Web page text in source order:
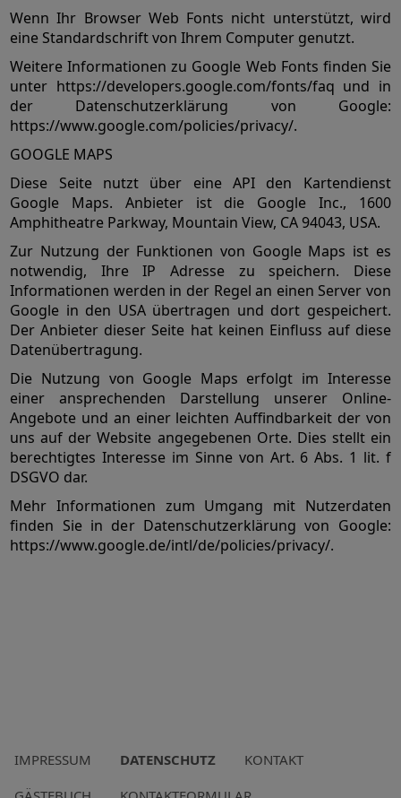
Wenn Ihr Browser Web Fonts nicht unterstützt, wird
eine Standardschrift von Ihrem Computer genutzt.
Weitere Informationen zu Google Web Fonts finden Sie
unter https://developers.google.com/fonts/faq und in
der Datenschutzerklärung von Google:
https://www.google.com/policies/privacy/.
GOOGLE MAPS
Diese Seite nutzt über eine API den Kartendienst
Google Maps. Anbieter ist die Google Inc., 1600
Amphitheatre Parkway, Mountain View, CA 94043, USA.
Zur Nutzung der Funktionen von Google Maps ist es
notwendig, Ihre IP Adresse zu speichern. Diese
Informationen werden in der Regel an einen Server von
Google in den USA übertragen und dort gespeichert.
Der Anbieter dieser Seite hat keinen Einfluss auf diese
Datenübertragung.
Die Nutzung von Google Maps erfolgt im Interesse
einer ansprechenden Darstellung unserer Online-
Angebote und an einer leichten Auffindbarkeit der von
uns auf der Website angegebenen Orte. Dies stellt ein
berechtigtes Interesse im Sinne von Art. 6 Abs. 1 lit. f
DSGVO dar.
Mehr Informationen zum Umgang mit Nutzerdaten
finden Sie in der Datenschutzerklärung von Google:
https://www.google.de/intl/de/policies/privacy/.
IMPRESSUM DATENSCHUTZ
KONTAKT